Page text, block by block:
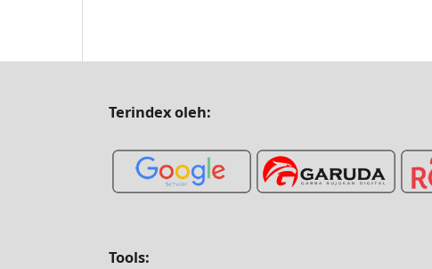
Terindex oleh:
Tools: